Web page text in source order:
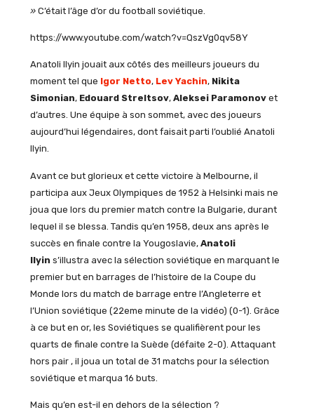
» C’était l’âge d’or du football soviétique.
https://www.youtube.com/watch?v=QszVg0qv58Y
Anatoli Ilyin jouait aux côtés des meilleurs joueurs du
moment tel que Igor Netto, Lev Yachin, Nikita
Simonian, Edouard Streltsov, Aleksei Paramonovet
d’autres. Une équipe à son sommet, avec des joueurs
aujourd’hui légendaires, dont faisait parti l’oublié Anatoli
Ilyin.
Avant ce but glorieux et cette victoire à Melbourne, il
participa aux Jeux Olympiques de 1952 à Helsinki mais ne
joua que lors du premier match contre la Bulgarie, durant
lequel il se blessa. Tandis qu’en 1958, deux ans après le
succès en finale contre la Yougoslavie, Anatoli
Ilyin s’illustra avec la sélection soviétique en marquant le
premier but en barrages de l’histoire de la Coupe du
Monde lors du match de barrage entre l’Angleterre et
l’Union soviétique (22eme minute de la vidéo) (0-1). Grâce
à ce but en or, les Soviétiques se qualifièrent pour les
quarts de finale contre la Suède (défaite 2-0). Attaquant
hors pair , il joua un total de 31 matchs pour la sélection
soviétique et marqua 16 buts.
Mais qu’en est-il en dehors de la sélection ?